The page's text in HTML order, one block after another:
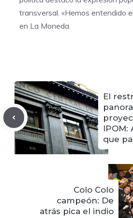
transversal. «Hemos entendido
en La Moneda.
El
IPOM:
que
Colo Colo
campeón: De
atrás pica el indio